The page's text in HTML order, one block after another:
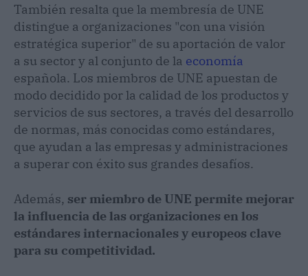
También resalta que la membresía de UNE
distingue a organizaciones "con una visión
estratégica superior" de su aportación de valor
a su sector y al conjunto de la economía
española. Los miembros de UNE apuestan de
modo decidido por la calidad de los productos y
servicios de sus sectores, a través del desarrollo
de normas, más conocidas como estándares,
que ayudan a las empresas y administraciones
a superar con éxito sus grandes desafíos.
Además, ser miembro de UNE permite mejorar
la influencia de las organizaciones en los
estándares internacionales y europeos clave
para su competitividad.